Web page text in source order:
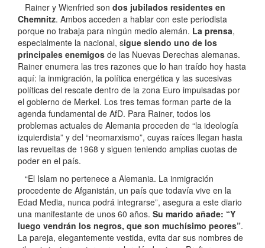
Rainer y Wienfried son dos jubilados residentes en
Chemnitz. Ambos acceden a hablar con este periodista
porque no trabaja para ningún medio alemán. La prensa,
especialmente la nacional, sigue siendo uno de los
principales enemigos de las Nuevas Derechas alemanas.
Rainer enumera las tres razones que lo han traído hoy hasta
aquí: la inmigración, la política energética y las sucesivas
políticas del rescate dentro de la zona Euro impulsadas por
el gobierno de Merkel. Los tres temas forman parte de la
agenda fundamental de AfD. Para Rainer, todos los
problemas actuales de Alemania proceden de “la ideología
izquierdista” y del “neomarxismo”, cuyas raíces llegan hasta
las revueltas de 1968 y siguen teniendo amplias cuotas de
poder en el país.
“El Islam no pertenece a Alemania. La inmigración
procedente de Afganistán, un país que todavía vive en la
Edad Media, nunca podrá integrarse”, asegura a este diario
una manifestante de unos 60 años. Su marido añade: “Y
luego vendrán los negros, que son muchísimo peores”.
La pareja, elegantemente vestida, evita dar sus nombres de